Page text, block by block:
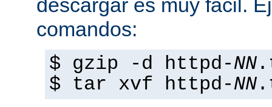
descargar es muy fácil.
comandos:
$ gzip -d httpd-NN
$ tar xvf httpd-NN